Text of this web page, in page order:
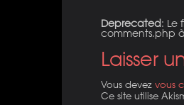
Deprecated: Le
comments.php
Laisser
Vous devez vous
Ce site utilise